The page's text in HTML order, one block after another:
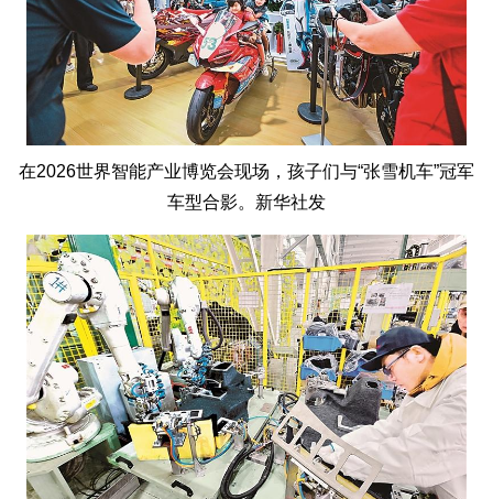
在2026世界智能产业博览会现场，孩子们与“张雪机车”冠军
车型合影。新华社发